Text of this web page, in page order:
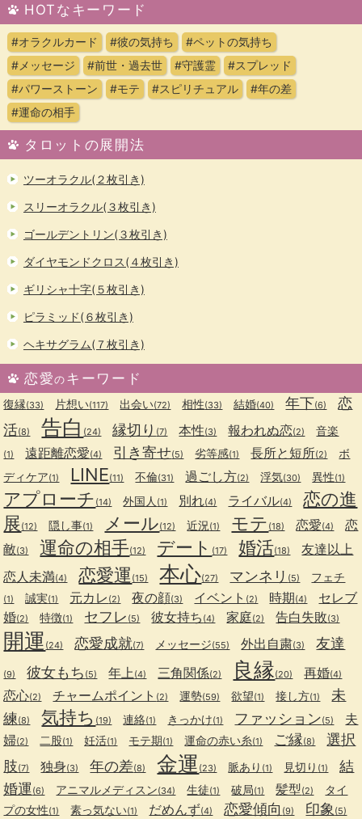
HOTなキーワード
#オラクルカード #彼の気持ち
#ペットの気持ち
#メッセージ
#前世・過去世 #守護霊
#スプレッド
#パワーストーン
#モテ #スピリチュアル
#年の差
#運命の相手
タロットの展開法
ツーオラクル(２枚引き)
スリーオラクル(３枚引き)
ゴールデントリン(３枚引き)
ダイヤモンドクロス(４枚引き)
ギリシャ十字(５枚引き)
ピラミッド(６枚引き)
ヘキサグラム(７枚引き)
恋愛のキーワード
復縁(33) 片想い(117) 出会い(72) 相性(33) 結婚(40) 年下(6)
恋
活(8) 告白 (24) 縁切り (7) 本性(3) 報われぬ恋(2) 音楽
(1) 遠距離恋愛(4) 引き寄せ(5) 劣等感(1) 長所と短所(2)
ボ
ディケア(1) LINE(11) 不倫(31) 過ごし方(2) 浮気(30) 異性(1)
アプローチ (14) 外国人 (1) 別れ(4) ライバル(4)
恋の進
展(12) 隠し事(1) メール(12) 近況 (1) モテ (18) 恋愛(4)
恋
敵(3) 運命の相手(12) デート (17) 婚活(18)
友達以上
恋人未満(4) 恋愛運 (15) 本心(27) マンネリ (5) フェチ
(1) 誠実(1) 元カレ (2) 夜の顔(3) イベント (2) 時期(4)
セレブ
婚(2) 特徴(1) セフレ (5) 彼女持ち (4) 家庭(2) 告白失敗(3)
開運 (24) 恋愛成就(7) メッセージ(55) 外出自粛(3) 友達
(9) 彼女もち (5) 年上 (4) 三角関係(2) 良縁(20) 再婚(4)
恋心(2) チャームポイント (2) 運勢(59) 欲望(1) 接し方(1)
未
練(8) 気持ち (19) 連絡(1) きっかけ(1) ファッション(5)
夫
婦(2) 二股(1) 妊活(1) モテ期(1) 運命の赤い糸(1) ご縁(8)
選択
肢(7) 独身(3) 年の差(8) 金運 (23) 脈あり (1) 見切り (1)
結
婚運(6) アニマルメディスン(34) 生徒(1) 破局(1) 髪型(2)
タイ
プの女性(1) 素っ気ない(1) だめんず(4) 恋愛傾向 (9) 印象 (5)